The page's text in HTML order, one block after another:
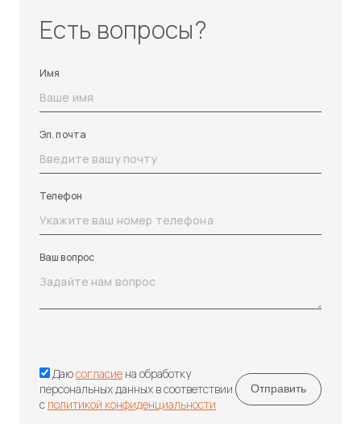
Есть вопросы?
Имя
Эл. почта
Телефон
Ваш вопрос
Даюсогласие на обработку
персональных данных в соответствии
с политикой конфиденциальности